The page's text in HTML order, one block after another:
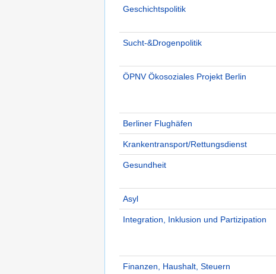
Geschichtspolitik
Sucht-&Drogenpolitik
ÖPNV Ökosoziales Projekt Berlin
Berliner Flughäfen
Krankentransport/Rettungsdienst
Gesundheit
Asyl
Integration, Inklusion und Partizipation
Finanzen, Haushalt, Steuern